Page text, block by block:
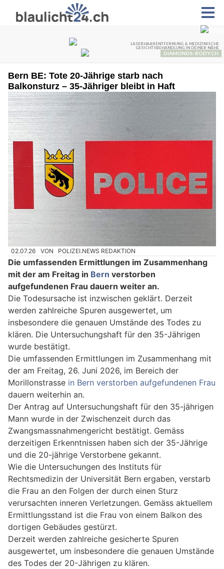
Bern BE: Tote 20-Jährige starb nach
Balkonsturz – 35-Jähriger bleibt in Haft
02.07.26 VON POLIZEI.NEWS REDAKTION
Die umfassenden Ermittlungen im Zusammenhang
mit der am Freitag in Bern verstorben
aufgefundenen Frau dauern weiter an.
Die Todesursache ist inzwischen geklärt. Derzeit
werden zahlreiche Spuren ausgewertet, um
insbesondere die genauen Umstände des Todes zu
klären. Die Untersuchungshaft für den 35-Jährigen
wurde bestätigt.
Die umfassenden Ermittlungen im Zusammenhang mit
der am Freitag, 26. Juni 2026, im Bereich der
Morillonstrasse in Bern verstorben aufgefundenen Frau
dauern weiterhin an.
Der Antrag auf Untersuchungshaft für den 35-jährigen
Mann wurde in der Zwischenzeit durch das
Zwangsmassnahmengericht bestätigt. Gemäss
derzeitigen Erkenntnissen haben sich der 35-Jährige
und die 20-jährige Verstorbene gekannt.
Wie die Untersuchungen des Instituts für
Rechtsmedizin der Universität Bern ergaben, verstarb
die Frau an den Folgen der durch einen Sturz
verursachten inneren Verletzungen. Gemäss aktuellem
Ermittlungsstand ist die Frau von einem Balkon des
dortigen Gebäudes gestürzt.
Derzeit werden zahlreiche gesicherte Spuren
ausgewertet, um insbesondere die genauen Umstände
des Todes der 20-Jährigen zu klären.